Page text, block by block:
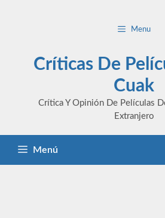
Menu
Críticas De
Cuak
Crítica Y Opinión De Películas
Extranjero
Menú